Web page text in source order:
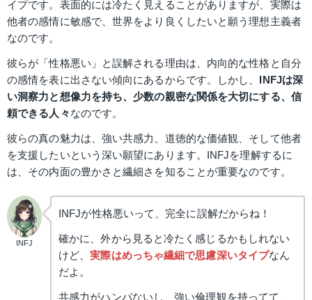
イプです。表面的には冷たく見えることがありますが、実際は
他者の感情に敏感で、世界をより良くしたいと願う理想主義者
なのです。
彼らが「性格悪い」と誤解される理由は、内向的な性格と自分
の感情を表に出さない傾向にあるからです。しかし、 INFJは深
い洞察力と想像力を持ち、少数の親密な関係を大切にする、信
頼できる人々なのです。
彼らの真の魅力は、強い共感力、道徳的な価値観、そして他者
を支援したいという深い願望にあります。INFJを理解するに
は、その内面の豊かさと繊細さを知ることが重要なのです。
INFJ
INFJが性格悪いって、完全に誤解だからね！
確かに、外から見ると冷たく感じるかもしれない
けど、実際はめっちゃ繊細で思慮深いタイプなん
だよ。
共感力がハンパないし、強い倫理観を持ってて、